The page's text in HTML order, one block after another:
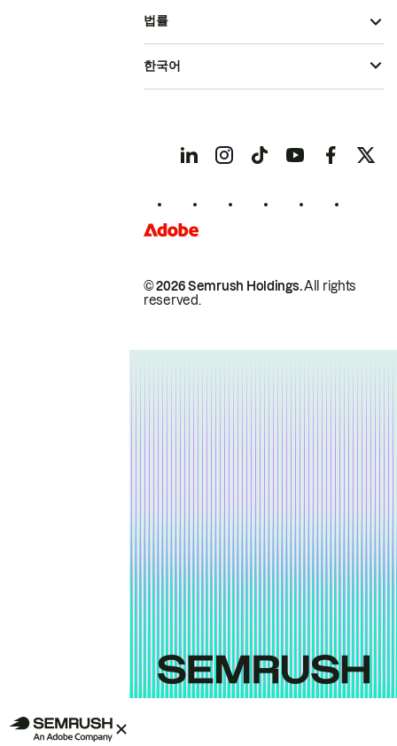
© 2026 Semrush Holdings.All rights
reserved.
법률
한국어